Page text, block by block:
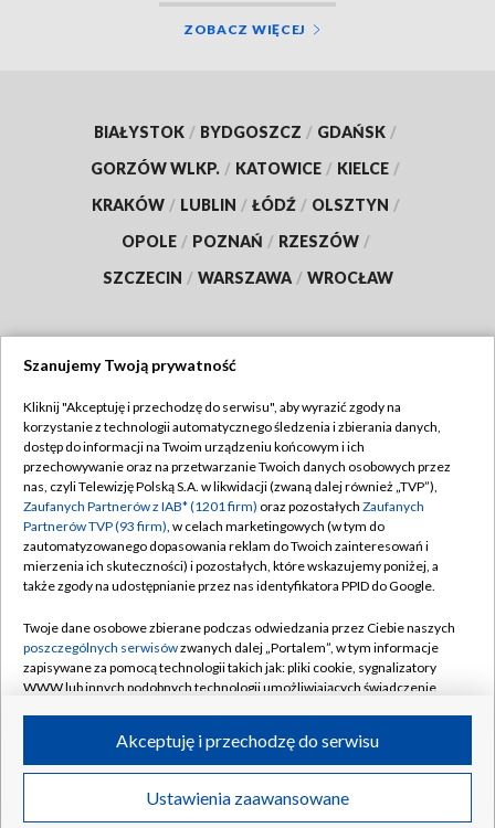
ZOBACZ WIĘCEJ
BIAŁYSTOK / BYDGOSZCZ / GDAŃSK /
GORZÓW WLKP. / KATOWICE / KIELCE /
KRAKÓW / LUBLIN / ŁÓDŹ / OLSZTYN /
OPOLE / POZNAŃ / RZESZÓW /
SZCZECIN / WARSZAWA / WROCŁAW
TVP
Abonament TVP
Emisja w TVP
Centrum informacji TVP
Naziemna Telewizja Cyfrowa
Rada Programowa
System NOS
Informacje o nadawcy
Program dla prasy
Ogłoszenie przetargowe
Regulamin TVP
Polityka prywatności
Moje zgody
Pomoc
Kontakt
Kanały
©2026 Telewizja Polska S.A. w likwidacji
Szanujemy Twoją prywatność
Kliknij "Akceptuję i przechodzę do serwisu", aby wyrazić zgody na
korzystanie z technologii automatycznego śledzenia i zbierania danych,
dostęp do informacji na Twoim urządzeniu końcowym i ich
przechowywanie oraz na przetwarzanie Twoich danych osobowych przez
nas, czyli Telewizję Polską S.A. w likwidacji (zwaną dalej również „TVP”),
Zaufanych Partnerów z IAB* (1201 firm) oraz pozostałych Zaufanych
Partnerów TVP (93 firm), w celach marketingowych (w tym do
zautomatyzowanego dopasowania reklam do Twoich zainteresowań i
mierzenia ich skuteczności) i pozostałych, które wskazujemy poniżej, a
także zgody na udostępnianie przez nas identyfikatora PPID do Google.
Twoje dane osobowe zbierane podczas odwiedzania przez Ciebie naszych
poszczególnych serwisówzwanych dalej „Portalem”, w tym informacje
zapisywane za pomocą technologii takich jak: pliki cookie, sygnalizatory
WWW lub innych podobnych technologii umożliwiających świadczenie
ruchu w Internecie.
Twoje dane osobowe zbierane podczas odwiedzania przez Ciebie
poszczególnych serwisówna Portalu, takie jak adresy IP, identyfikatory
Ustawienia zaawansowane
Akceptuję i przechodzę do serwisu